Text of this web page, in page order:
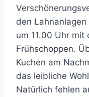
den
um 11.00 Uhr mit
Frühschoppen.
Kuchen am
das leibliche
Natürlich fehlen